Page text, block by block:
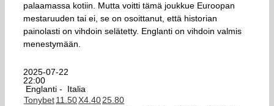
palaamassa kotiin. Mutta voitti tämä joukkue Euroopan
mestaruuden tai ei, se on osoittanut, että historian
painolasti on vihdoin selätetty. Englanti on vihdoin valmis
menestymään.
2025-07-22
22:00
Englanti -
Italia
Tonybet11.50X4.4025.80